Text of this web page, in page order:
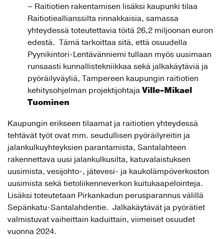
– Raitiotien rakentamisen lisäksi kaupunki tilaa
Raitiotieallianssilta rinnakkaisia, samassa
yhteydessä toteutettavia töitä 26,2 miljoonan euron
edestä. Tämä tarkoittaa sitä, että osuudella
Pyynikintori-Lentävänniemi tullaan myös uusimaan
runsaasti kunnallistekniikkaa sekä jalkakäytäviä ja
pyöräilyväyliä, Tampereen kaupungin raitiotien
kehitysohjelman projektijohtaja Ville-Mikael
Tuominen
Kaupungin erikseen tilaamat ja raitiotien yhteydessä
tehtävät työt ovat mm. seudullisen pyöräilyreitin ja
jalankulkuyhteyksien parantamista, Santalahteen
rakennettava uusi jalankulkusilta, katuvalaistuksen
uusimista, vesijohto-, jätevesi- ja kaukolämpöverkoston
uusimista sekä tietoliikenneverkon kuitukaapelointeja.
Lisäksi toteutetaan Pirkankadun perusparannus välillä
Sepänkatu-Santalahdentie. Jalkakäytävät ja pyörätiet
valmistuvat vaiheittain kaduittain, viimeiset osuudet
vuonna 2024.